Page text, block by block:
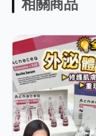
相關商品